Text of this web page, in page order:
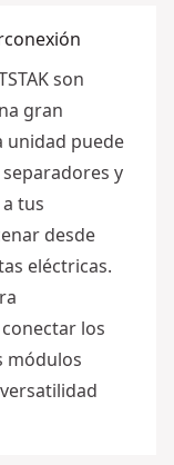
son
gran
unidad puede
y
tus
desde
eléctricas.
conectar los
módulos